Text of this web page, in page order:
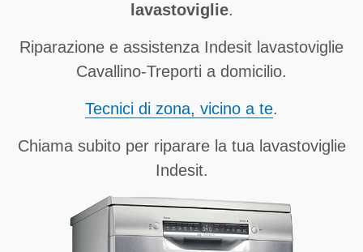
lavastoviglie.
Riparazione e assistenza Indesit lavastoviglie
Cavallino-Treporti a domicilio.
Tecnici di zona, vicino a te.
Chiama subito per riparare la tua lavastoviglie
Indesit.